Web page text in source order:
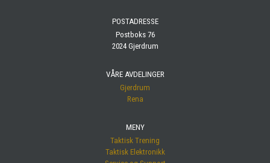
POSTADRESSE
Postboks 76
2024 Gjerdrum
VÅRE AVDELINGER
Gjerdrum
Rena
MENY
Taktisk Trening
Taktisk Elektronikk